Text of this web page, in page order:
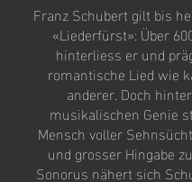
Franz Schubert gilt bis
«Liederfürst»: Über
hinterliess er und
romantische Lied wie
anderer. Doch
musikalischen Genie
Mensch voller
und grosser Hingabe
Sonorus nähert sich